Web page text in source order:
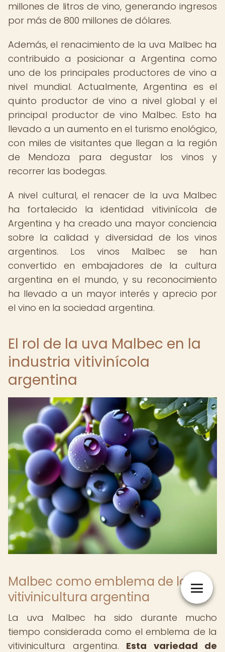
millones de litros de vino, generando ingresos
por más de 800 millones de dólares.
Además, el renacimiento de la uva Malbec ha
contribuido a posicionar a Argentina como
uno de los principales productores de vino a
nivel mundial. Actualmente, Argentina es el
quinto productor de vino a nivel global y el
principal productor de vino Malbec. Esto ha
llevado a un aumento en el turismo enológico,
con miles de visitantes que llegan a la región
de Mendoza para degustar los vinos y
recorrer las bodegas.
A nivel cultural, el renacer de la uva Malbec
ha fortalecido la identidad vitivinícola de
Argentina y ha creado una mayor conciencia
sobre la calidad y diversidad de los vinos
argentinos. Los vinos Malbec se han
convertido en embajadores de la cultura
argentina en el mundo, y su reconocimiento
ha llevado a un mayor interés y aprecio por
el vino en la sociedad argentina.
El rol de la uva Malbec en la
industria vitivinícola
argentina
Malbec como emblema de la
vitivinicultura argentina
La uva Malbec ha sido durante mucho
tiempo considerada como el emblema de la
vitivinicultura argentina. Esta variedad de